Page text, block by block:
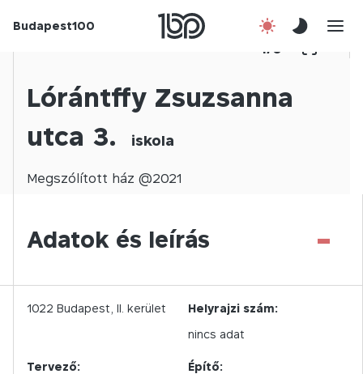
Budapest100
Csatlakozz!
1/ 0
Lórántffy Zsuzsanna
utca 3.
iskola
Megszólított ház @2021
Adatok és leírás -
1022 Budapest, II. kerület
Helyrajzi szám:
nincs adat
Tervező:
Építő: